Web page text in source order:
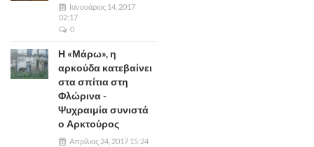
Ιανουάριος 14, 2017
02:17
0
Η «Μάρω», η
αρκούδα κατεβαίνει
στα σπίτια στη
Φλώρινα -
Ψυχραιμία συνιστά
ο Αρκτούρος
Απρίλιος 24, 2017 15:24